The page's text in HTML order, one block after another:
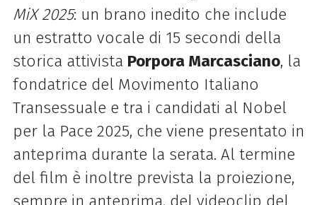
MiX 2025: un brano inedito che include
un estratto vocale di 15 secondi della
storica attivista Porpora Marcasciano, la
fondatrice del Movimento Italiano
Transessuale e tra i candidati al Nobel
per la Pace 2025, che viene presentato in
anteprima durante la serata. Al termine
del film è inoltre prevista la proiezione,
sempre in anteprima, del videoclip del